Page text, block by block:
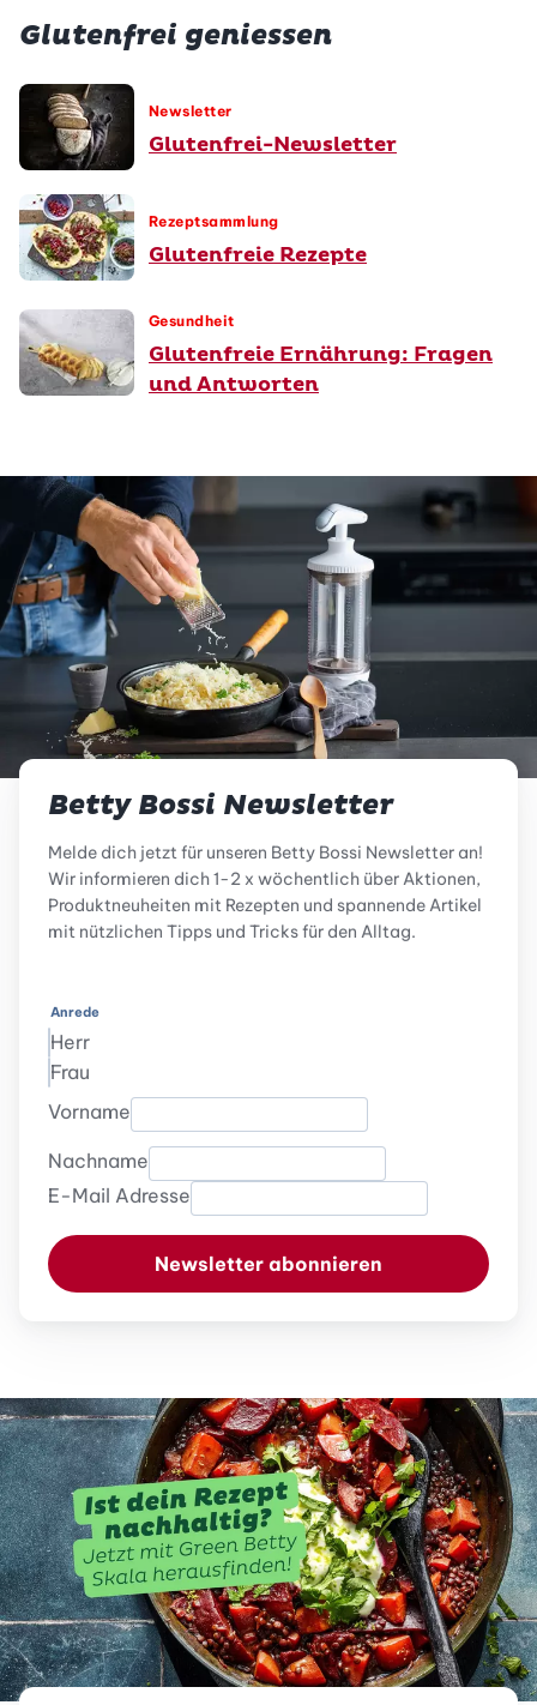
Glutenfrei geniessen
Newsletter
Glutenfrei-Newsletter
Rezeptsammlung
Glutenfreie Rezepte
Gesundheit
Glutenfreie Ernährung: Fragen
und Antworten
Betty Bossi Newsletter
Melde dich jetzt für unseren Betty Bossi Newsletter an!
Wir informieren dich 1-2 x wöchentlich über Aktionen,
Produktneuheiten mit Rezepten und spannende Artikel
mit nützlichen Tipps und Tricks für den Alltag.
Anrede
Herr
Frau
Vorname
Nachname
E-Mail Adresse
Newsletter abonnieren